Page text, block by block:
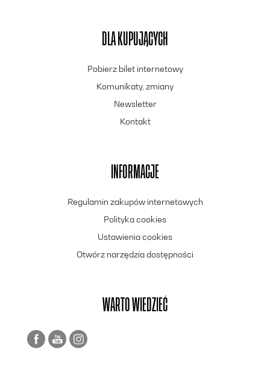
DLA KUPUJĄCYCH
Pobierz bilet internetowy
Komunikaty, zmiany
Newsletter
Kontakt
INFORMACJE
Regulamin zakupów internetowych
Polityka cookies
Ustawienia cookies
Otwórz narzędzia dostępności
WARTO WIEDZIEĆ